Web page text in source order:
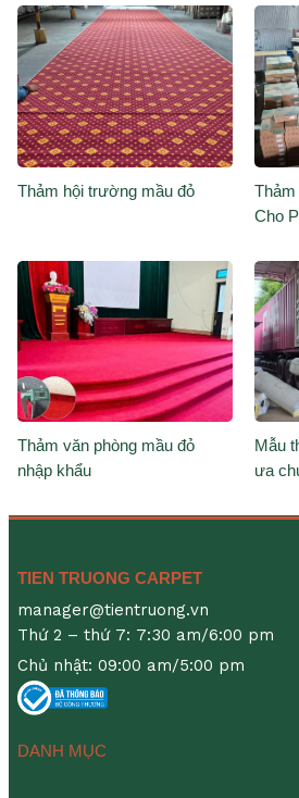
Thảm hội trường mầu đỏ
Thảm
Cho
Thảm văn phòng mầu đỏ
nhập khẩu
Mẫu
ưa
TIEN TRUONG CARPET
manager@tientruong.vn
Thứ 2 – thứ 7: 7:30 am/6:00 pm
Chủ nhật: 09:00 am/5:00 pm
DANH MỤC